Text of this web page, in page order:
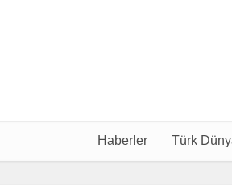
Haberler Türk